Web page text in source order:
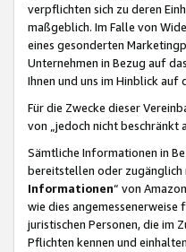
verpflichten sich zu deren
maßgeblich. Im Falle von
eines gesonderten
Unternehmen in Bezug auf
Ihnen und uns im Hinblick
Für die Zwecke dieser
von „jedoch nicht beschränkt
Sämtliche Informationen in
bereitstellen oder zugänglich
Informationen“ von
wie dies
juristischen Personen, die im
Pflichten kennen und